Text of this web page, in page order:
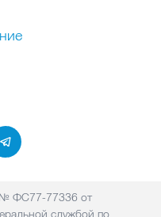
ФС77-77336 от
службой по